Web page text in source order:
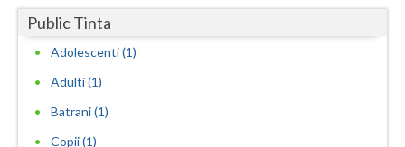
Galati
Giurgiu
Gorj
Public Tinta
Adolescenti (1)
Adulti (1)
Batrani (1)
Copii (1)